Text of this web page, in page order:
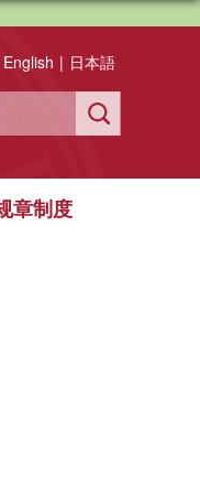
English | 日本語
章制度